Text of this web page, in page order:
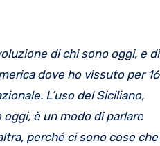
di chi sono oggi, e di
dove ho vissuto per 16
L’uso del Siciliano,
è un modo di parlare
perché ci sono cose che